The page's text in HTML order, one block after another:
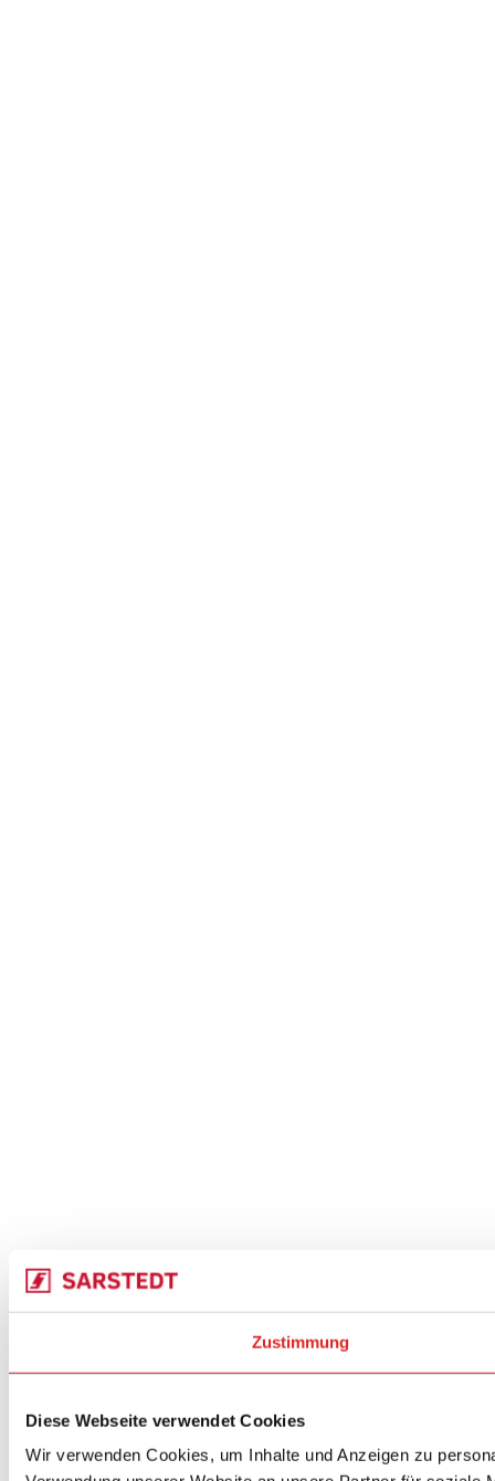
Zustimmung
Diese Webseite verwendet Cookies
Wir verwenden Cookies, um Inhalte und Anzeigen zu